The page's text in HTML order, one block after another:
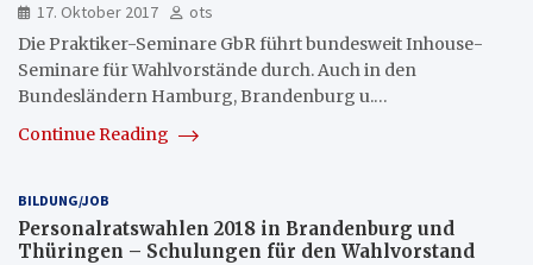
17. Oktober 2017
ots
Die Praktiker-Seminare GbR führt bundesweit Inhouse-
Seminare für Wahlvorstände durch. Auch in den
Bundesländern Hamburg, Brandenburg u.…
Continue Reading
BILDUNG/JOB
Personalratswahlen 2018 in Brandenburg und
Thüringen – Schulungen für den Wahlvorstand